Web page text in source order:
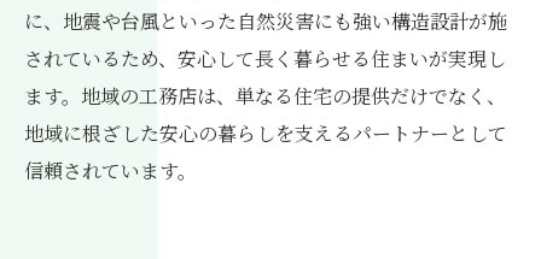
に、地震や台風といった自然災害にも強い構造設計が施
されているため、安心して長く暮らせる住まいが実現し
ます。地域の工務店は、単なる住宅の提供だけでなく、
地域に根ざした安心の暮らしを支えるパートナーとして
信頼されています。